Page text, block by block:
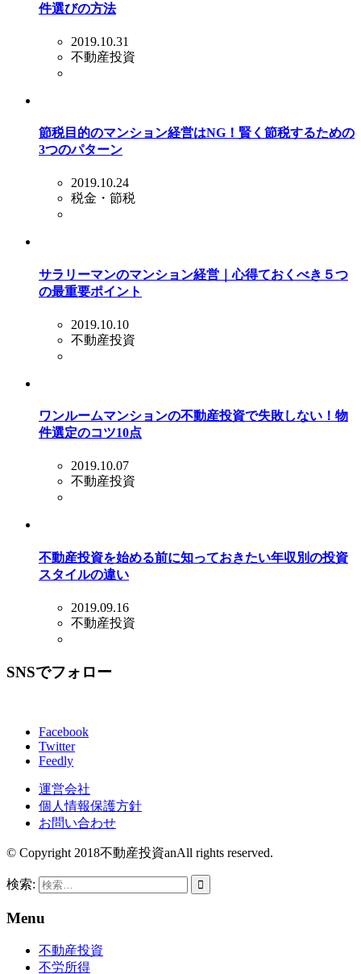
件選びの方法
2019.10.31
不動産投資
節税目的のマンション経営はNG！賢く節税するための
3つのパターン
2019.10.24
税金・節税
サラリーマンのマンション経営｜心得ておくべき５つ
の最重要ポイント
2019.10.10
不動産投資
ワンルームマンションの不動産投資で失敗しない！物
件選定のコツ10点
2019.10.07
不動産投資
不動産投資を始める前に知っておきたい年収別の投資
スタイルの違い
2019.09.16
不動産投資
SNSでフォロー
Facebook
Twitter
Feedly
運営会社
個人情報保護方針
お問い合わせ
© Copyright 2018不動産投資anAll rights reserved.
検索:
Menu
不動産投資
不労所得